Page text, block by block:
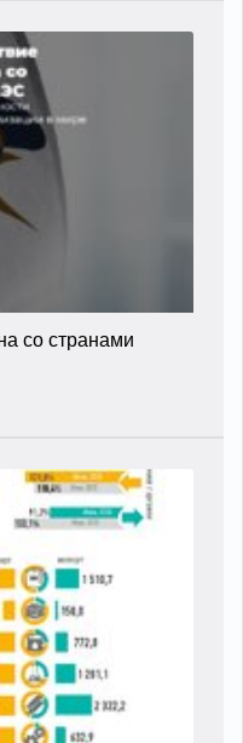
со странами